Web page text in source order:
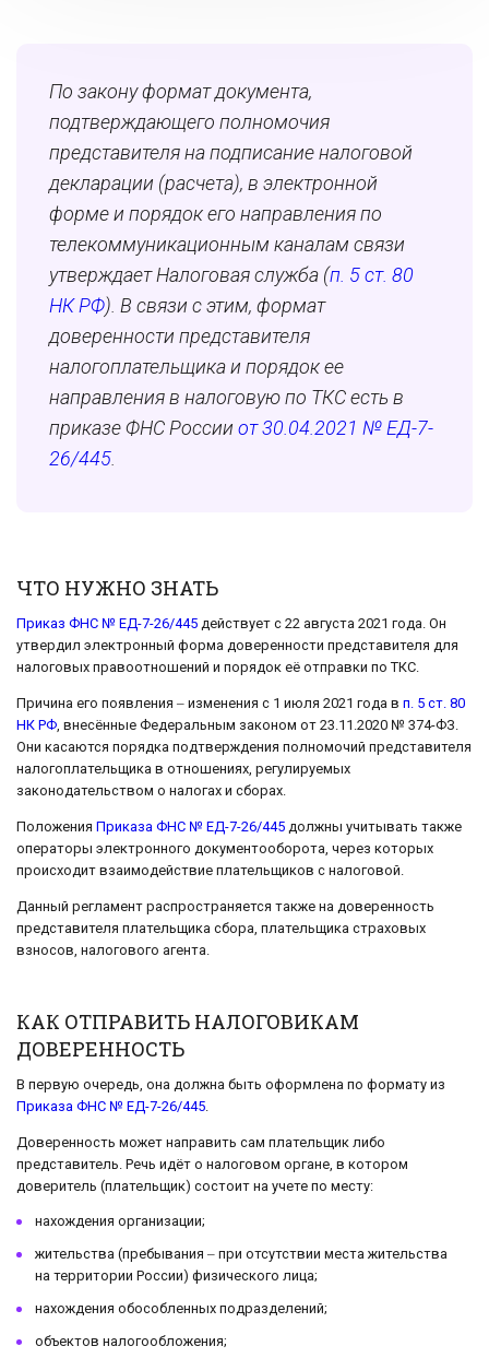
По закону формат документа,
подтверждающего полномочия
представителя на подписание налоговой
декларации (расчета), в электронной
форме и порядок его направления по
телекоммуникационным каналам связи
утверждает Налоговая служба (п. 5 ст. 80
НК РФ). В связи с этим, формат
доверенности представителя
налогоплательщика и порядок ее
направления в налоговую по ТКС есть в
приказе ФНС России от 30.04.2021 № ЕД-7-
26/445.
ЧТО НУЖНО ЗНАТЬ
Приказ ФНС № ЕД-7-26/445 действует с 22 августа 2021 года. Он
утвердил электронный форма доверенности представителя для
налоговых правоотношений и порядок её отправки по ТКС.
Причина его появления ‒ изменения с 1 июля 2021 года в п. 5 ст. 80
НК РФ, внесённые Федеральным законом от 23.11.2020 № 374-ФЗ.
Они касаются порядка подтверждения полномочий представителя
налогоплательщика в отношениях, регулируемых
законодательством о налогах и сборах.
Положения Приказа ФНС № ЕД-7-26/445 должны учитывать также
операторы электронного документооборота, через которых
происходит взаимодействие плательщиков с налоговой.
Данный регламент распространяется также на доверенность
представителя плательщика сбора, плательщика страховых
взносов, налогового агента.
КАК ОТПРАВИТЬ НАЛОГОВИКАМ
ДОВЕРЕННОСТЬ
В первую очередь, она должна быть оформлена по формату из
Приказа ФНС № ЕД-7-26/445
Доверенность может направить сам плательщик либо
представитель. Речь идёт о налоговом органе, в котором
доверитель (плательщик) состоит на учете по месту:
нахождения организации;
жительства (пребывания ‒ при отсутствии места жительства
на территории России) физического лица;
нахождения обособленных подразделений;
объектов налогообложения;